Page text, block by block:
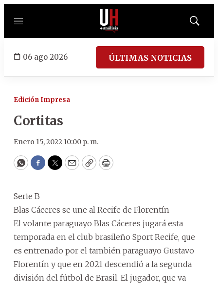
Menú
Mostrar
06 ago 2026 ÚLTIMAS NOTICIAS
Edición Impresa
Cortitas
Enero 15, 2022 10:00 p. m.
WhatsApp
Facebook
Twitter
EmailCopyPrint
Serie B
Blas Cáceres se une al Recife de Florentín
El volante paraguayo Blas Cáceres jugará esta
temporada en el club brasileño Sport Recife, que
es entrenado por el también paraguayo Gustavo
Florentín y que en 2021 descendió a la segunda
división del fútbol de Brasil. El jugador, que va